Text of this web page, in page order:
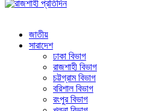
জাতীয়
সারাদেশ
ঢাকা বিভাগ
রাজশাহী বিভাগ
চট্টগ্রাম বিভাগ
বরিশাল বিভাগ
রংপুর বিভাগ